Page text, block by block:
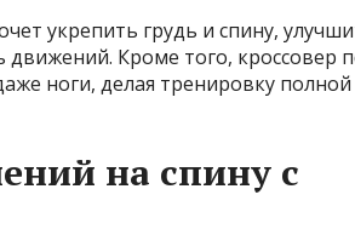
укрепить грудь и спину,
Кроме того, кроссовер
ноги, делая тренировку
на спину с